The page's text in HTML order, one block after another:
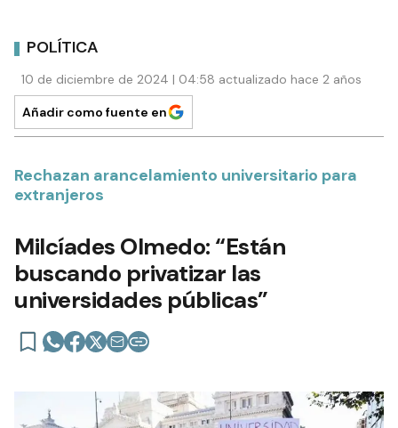
POLÍTICA
10 de diciembre de 2024 | 04:58 actualizado hace 2 años
Añadir como fuente en
Rechazan arancelamiento universitario para
extranjeros
Milcíades Olmedo: “Están
buscando privatizar las
universidades públicas”